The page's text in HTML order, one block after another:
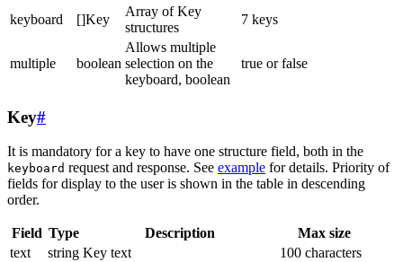
keyboard []Key
Array of Key
structures
7 keys
multiple boolean
Allows multiple
selection on the
keyboard, boolean
true or false
Key#
It is mandatory for a key to have one structure field, both in the
keyboard request and response. See example for details. Priority of
fields for display to the user is shown in the table in descending
order.
Field Type Description
Max size
text
string Key text
100 characters